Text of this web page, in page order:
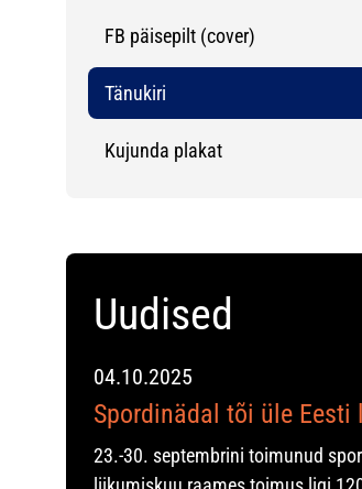
FB päisepilt (cover)
Tänukiri
Kujunda plakat
Uudised
04.10.2025
Spordinädal tõi üle
23.-30. septembrini toimunud